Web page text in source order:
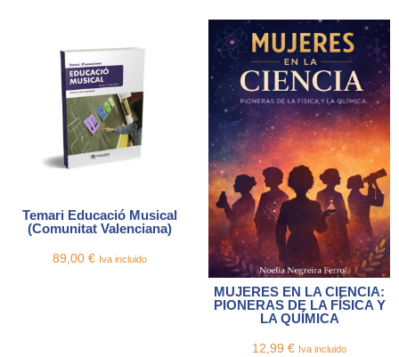
Temari Educació Musical
(Comunitat Valenciana)
89,00 € Iva incluido
MUJERES EN LA CIENCIA:
PIONERAS DE LA FÍSICA Y
LA QUÍMICA
12,99 € Iva incluido